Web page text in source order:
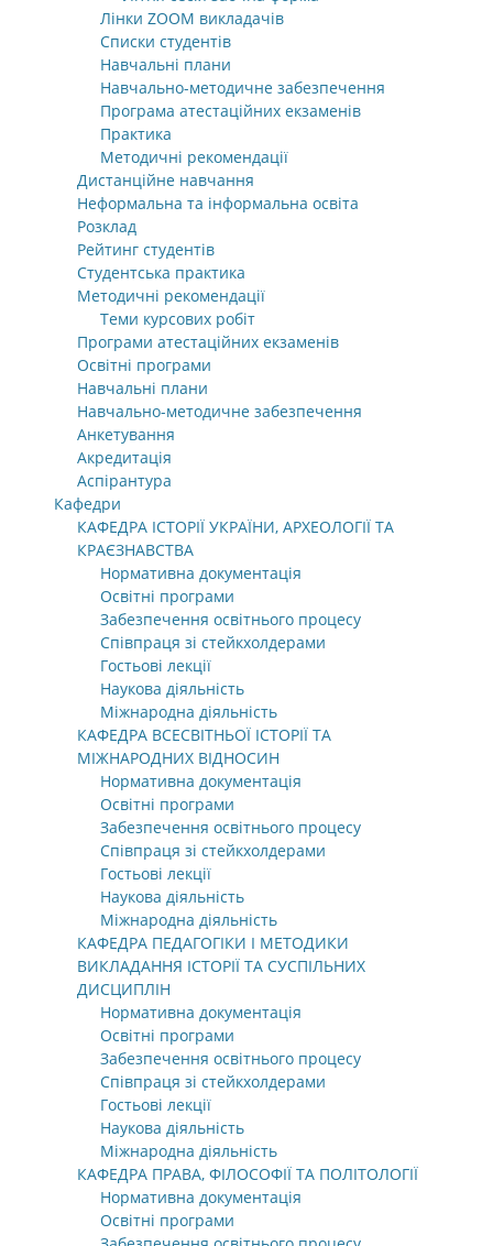
Лінки ZOOM викладачів
Списки студентів
Навчальні плани
Навчально-методичне забезпечення
Програма атестаційних екзаменів
Практика
Методичні рекомендації
Дистанційне навчання
Неформальна та інформальна освіта
Розклад
Рейтинг студентів
Студентська практика
Методичні рекомендації
Теми курсових робіт
Програми атестаційних екзаменів
Освітні програми
Навчальні плани
Навчально-методичне забезпечення
Анкетування
Акредитація
Аспірантура
Кафедри
КАФЕДРА ІСТОРІЇ УКРАЇНИ, АРХЕОЛОГІЇ ТА
КРАЄЗНАВСТВА
Нормативна документація
Освітні програми
Забезпечення освітнього процесу
Співпраця зі стейкхолдерами
Гостьові лекції
Наукова діяльність
Міжнародна діяльність
КАФЕДРА ВСЕСВІТНЬОЇ ІСТОРІЇ ТА
МІЖНАРОДНИХ ВІДНОСИН
Нормативна документація
Освітні програми
Забезпечення освітнього процесу
Співпраця зі стейкхолдерами
Гостьові лекції
Наукова діяльність
Міжнародна діяльність
КАФЕДРА ПЕДАГОГІКИ І МЕТОДИКИ
ВИКЛАДАННЯ ІСТОРІЇ ТА СУСПІЛЬНИХ
ДИСЦИПЛІН
Нормативна документація
Освітні програми
Забезпечення освітнього процесу
Співпраця зі стейкхолдерами
Гостьові лекції
Наукова діяльність
Міжнародна діяльність
КАФЕДРА ПРАВА, ФІЛОСОФІЇ ТА ПОЛІТОЛОГІЇ
Нормативна документація
Освітні програми